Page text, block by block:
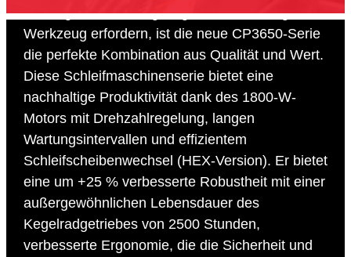
leistungsstarkes, langlebiges und vielseitiges
Werkzeug erfordern, ist die neue CP3650-Serie
die perfekte Kombination aus Qualität und Wert.
Diese Schleifmaschinenserie bietet eine
nachhaltige Produktivität dank des 1800-W-
Motors mit Drehzahlregelung, langen
Wartungsintervallen und effizientem
Schleifscheibenwechsel (HEX-Version). Er bietet
eine um +25 % verbesserte Robustheit mit einer
außergewöhnlichen Lebensdauer des
Kegelradgetriebes von 2500 Stunden,
verbesserte Ergonomie, die die Sicherheit und